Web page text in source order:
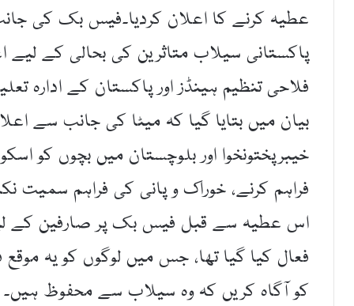
عطیہ کرنے کا اعلان کردیا۔فیس بک کی
پاکستانی سیلاب متاثرین کی بحالی کے لیے
فلاحی تنظیم ہینڈز اور پاکستان کے ادارہ
بیان میں بتایا گیا کہ میٹا کی جانب سے
خیبرپختونخوا اور بلوچستان میں بچوں کو
فراہم کرنے، خوراک و پانی کی فراہم سمیت
اس عطیہ سے قبل فیس بک پر صارفین کے
فعال کیا گیا تھا، جس میں لوگوں کو یہ موقع
کو آگاہ کریں کہ وہ سیلاب سے محفوظ ہیں۔